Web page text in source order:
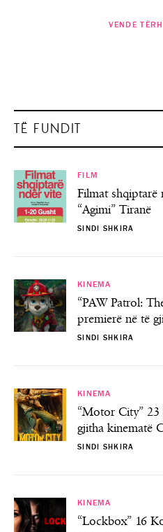
VENDE
TË FUNDIT
FILM
Filmat shqiptarë
“Agimi” Tiranë
SINDI SHKIRA
KINEMA
“PAW Patrol:
premierë në të
SINDI SHKIRA
KINEMA
“Motor City”
gjitha kinematë
SINDI SHKIRA
KINEMA
“Lockbox” 16